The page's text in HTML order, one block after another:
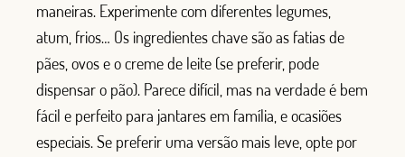
maneiras. Experimente com diferentes legumes,
atum, frios… Os ingredientes chave são as fatias de
pães, ovos e o creme de leite (se preferir, pode
dispensar o pão). Parece difícil, mas na verdade é bem
fácil e perfeito para jantares em família, e ocasiões
especiais. Se preferir uma versão mais leve, opte por